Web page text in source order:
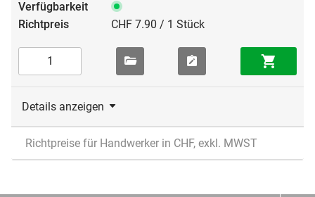
CHF 7.90 / 1 Stück
Details anzeigen
Richtpreise für Handwerker in CHF, exkl. MWST